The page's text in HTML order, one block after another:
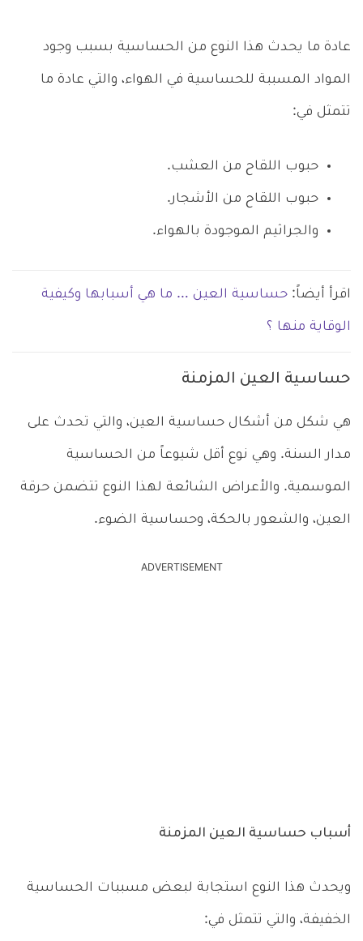
عادة ما يحدث هذا النوع من الحساسية بسبب وجود
المواد المسببة للحساسية في الهواء، والتي عادة ما
تتمثل في:
حبوب اللقاح من العشب.
حبوب اللقاح من الأشجار.
والجراثيم الموجودة بالهواء.
اقرأ أيضاً: حساسية العين … ما هي أسبابها وكيفية
الوقاية منها ؟
حساسية العين المزمنة
هي شكل من أشكال حساسية العين، والتي تحدث على
مدار السنة. وهي نوع أقل شيوعاً من الحساسية
الموسمية. والأعراض الشائعة لهذا النوع تتضمن حرقة
العين، والشعور بالحكة، وحساسية الضوء.
ADVERTISEMENT
أسباب حساسية العين المزمنة
ويحدث هذا النوع استجابة لبعض مسببات الحساسية
الخفيفة، والتي تتمثل في: